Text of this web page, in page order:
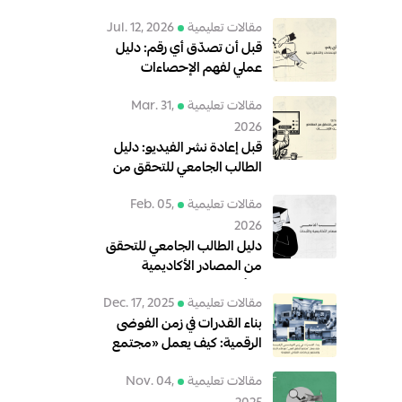
مقالات تعليمية Jul. 12, 2026
قبل أن تصدّق أي رقم: دليل
عملي لفهم الإحصاءات
مقالات تعليمية
Mar. 31,
2026
قبل إعادة نشر الفيديو: دليل
الطالب الجامعي للتحقق من
الأزمات
مقالات تعليمية
Feb. 05,
2026
دليل الطالب الجامعي للتحقق
من المصادر الأكاديمية
مقالات تعليمية Dec. 17, 2025
بناء القدرات في زمن الفوضى
الرقمية: كيف يعمل «مجتمع
الإعلام والصحفيين لإعادة بناء
مقالات تعليمية
Nov. 04,